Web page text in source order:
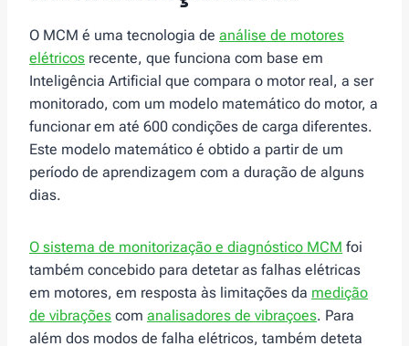
O MCM é uma tecnologia de análise de motores
elétricos recente, que funciona com base em
Inteligência Artificial que compara o motor real, a ser
monitorado, com um modelo matemático do motor, a
funcionar em até 600 condições de carga diferentes.
Este modelo matemático é obtido a partir de um
período de aprendizagem com a duração de alguns
dias.
O sistema de monitorização e diagnóstico MCM foi
também concebido para detetar as falhas elétricas
em motores, em resposta às limitações da medição
de vibrações com analisadores de vibraçoes. Para
além dos modos de falha elétricos, também deteta